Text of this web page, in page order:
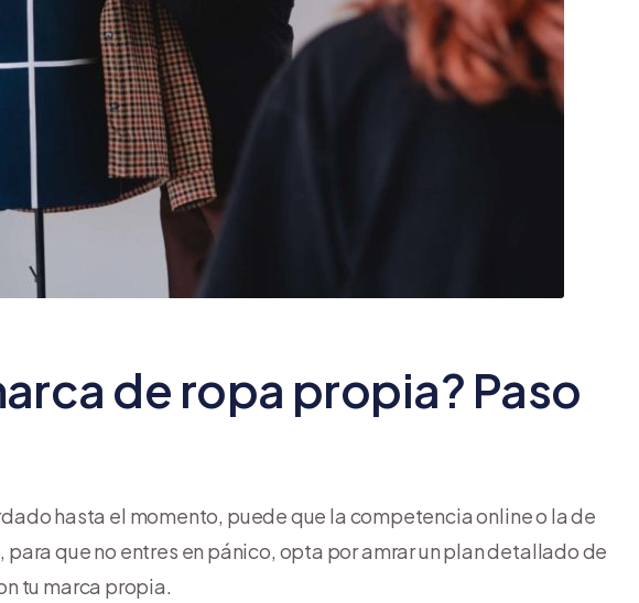
de ropa propia? Paso
hasta el momento, puede que la competencia online o la de
que no entres en pánico, opta por amrar un plan detallado de
tu marca propia.